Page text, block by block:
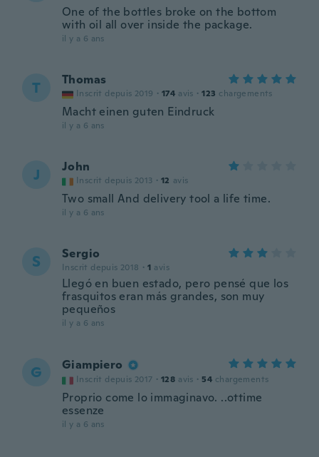
One of the bottles broke on the bottom
with oil all over inside the package.
il y a 6 ans
T Thomas
Inscrit depuis 2019 · 174 avis · 123 chargements
Macht einen guten Eindruck
il y a 6 ans
J John
Inscrit depuis 2013 · 12 avis
Two small And delivery tool a life time.
il y a 6 ans
S Sergio
Inscrit depuis 2018 · 1 avis
Llegó en buen estado, pero pensé que los
frasquitos eran más grandes, son muy
pequeños
il y a 6 ans
G Giampiero
Inscrit depuis 2017 · 128 avis · 54 chargements
Proprio come lo immaginavo. ..ottime
essenze
il y a 6 ans